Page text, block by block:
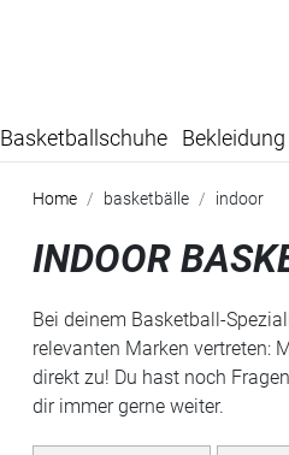
Basketballschuhe Bekleidung
Home basketbälle indoor
INDOOR
Bei deinem Basketball-
relevanten Marken vertreten:
direkt zu! Du hast noch
dir immer gerne weiter.